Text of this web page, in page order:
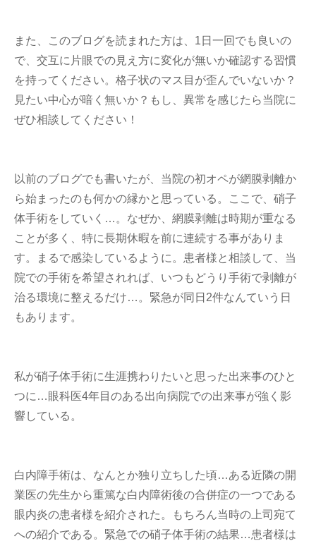
また、このブログを読まれた方は、1日一回でも良いの
で、交互に片眼での見え方に変化が無いか確認する習慣
を持ってください。格子状のマス目が歪んでいないか？
見たい中心が暗く無いか？もし、異常を感じたら当院に
ぜひ相談してください！
以前のブログでも書いたが、当院の初オペが網膜剥離か
ら始まったのも何かの縁かと思っている。ここで、硝子
体手術をしていく…。なぜか、網膜剥離は時期が重なる
ことが多く、特に長期休暇を前に連続する事がありま
す。まるで感染しているように。患者様と相談して、当
院での手術を希望されれば、いつもどうり手術で剥離が
治る環境に整えるだけ…。緊急が同日2件なんていう日
もあります。
私が硝子体手術に生涯携わりたいと思った出来事のひと
つに…眼科医4年目のある出向病院での出来事が強く影
響している。
白内障手術は、なんとか独り立ちした頃…ある近隣の開
業医の先生から重篤な白内障術後の合併症の一つである
眼内炎の患者様を紹介された。もちろん当時の上司宛て
への紹介である。緊急での硝子体手術の結果…患者様は